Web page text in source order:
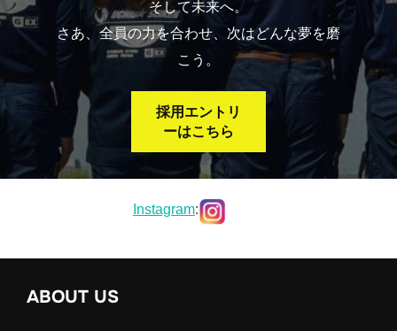
そして未来へ。
さあ、全員の力を合わせ、次はどんな夢を磨
こう。
採用エントリ
ーはこちら
Instagram:
ABOUT US